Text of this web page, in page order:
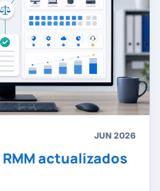
JUN 2026
actualizados